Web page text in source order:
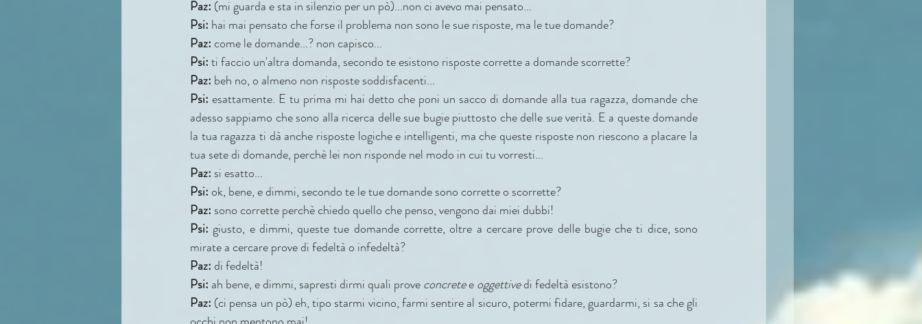
Paz: (mi guarda e sta in silenzio per un pò)...non ci avevo mai pensato...
Psi: hai mai pensato che forse il problema non sono le sue risposte, ma le tue domande?
Paz: come le domande...? non capisco...
Psi: ti faccio un'altra domanda, secondo te esistono risposte corrette a domande scorrette?
Paz: beh no, o almeno non risposte soddisfacenti...
Psi: esattamente. E tu prima mi hai detto che poni un sacco di domande alla tua ragazza, domande che
adesso sappiamo che sono alla ricerca delle sue bugie piuttosto che delle sue verità. E a queste domande
la tua ragazza ti dà anche risposte logiche e intelligenti, ma che queste risposte non riescono a placare la
tua sete di domande, perchè lei non risponde nel modo in cui tu vorresti...
Paz: si esatto...
Psi: ok, bene, e dimmi, secondo te le tue domande sono corrette o scorrette?
Paz: sono corrette perchè chiedo quello che penso, vengono dai miei dubbi!
Psi: giusto, e dimmi, queste tue domande corrette, oltre a cercare prove delle bugie che ti dice, sono
mirate a cercare prove di fedeltà o infedeltà?
Paz: di fedeltà!
Psi: ah bene, e dimmi, sapresti dirmi quali prove concrete e oggettive di fedeltà esistono?
Paz: (ci pensa un pò) eh, tipo starmi vicino, farmi sentire al sicuro, potermi fidare, guardarmi, si sa che gli